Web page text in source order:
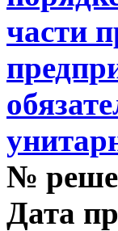
части
№
Дата